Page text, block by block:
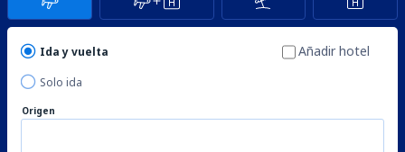
Ida y vuelta
Solo ida
Añadir hotel
Origen